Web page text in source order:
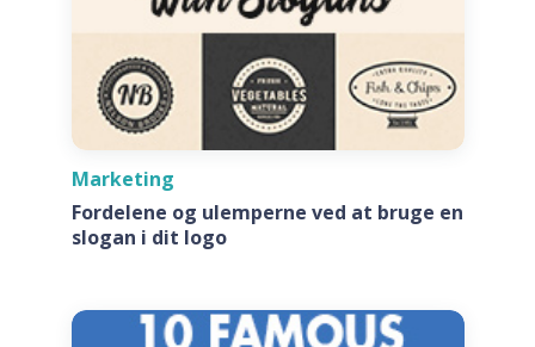
Marketing
Fordelene og ulemperne ved at bruge en
slogan i dit logo